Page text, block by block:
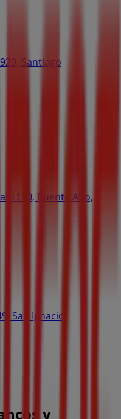
Santiago
1130, Puente Alto,
San Ignacio
y